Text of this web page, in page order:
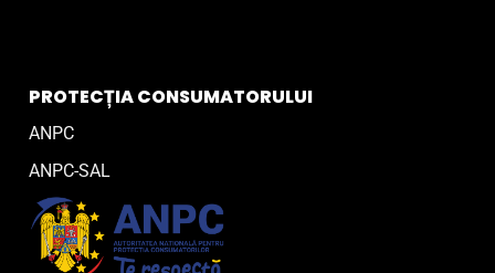
PROTECȚIA CONSUMATORULUI
ANPC
ANPC-SAL